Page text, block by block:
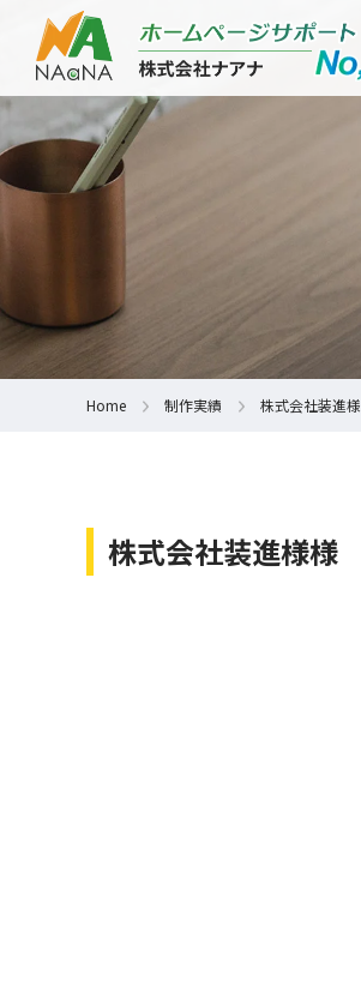
Home 制作実績 株式会社装進様
株式会社装進様様